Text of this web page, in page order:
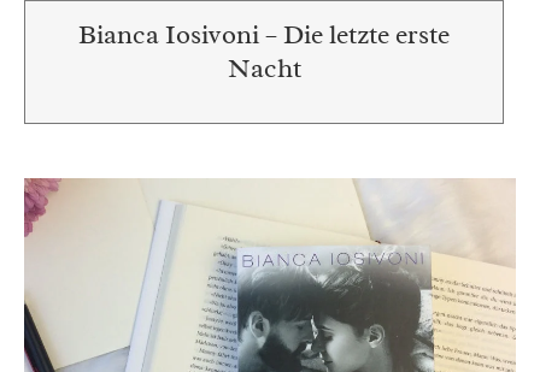
Bianca Iosivoni – Die letzte erste
Nacht